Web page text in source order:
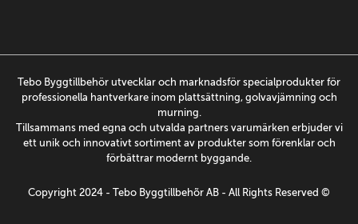
Tebo Byggtillbehör utvecklar och marknadsför specialprodukter för
professionella hantverkare inom plattsättning, golvavjämning och
murning.
Tillsammans med egna och utvalda partners varumärken erbjuder vi
ett unik och innovativt sortiment av produkter som förenklar och
förbättrar modernt byggande.
Copyright 2024 - Tebo Byggtillbehõr AB - All Rights Reserved ©